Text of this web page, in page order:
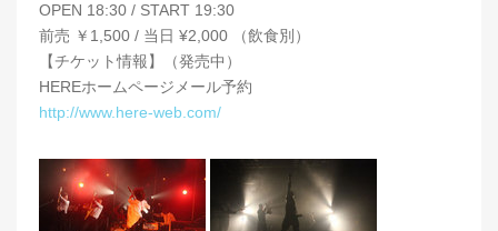
OPEN 18:30 / START 19:30
前売 ￥1,500 / 当日 ¥2,000 （飲食別）
【チケット情報】（発売中）
HEREホームページメール予約
http://www.here-web.com/